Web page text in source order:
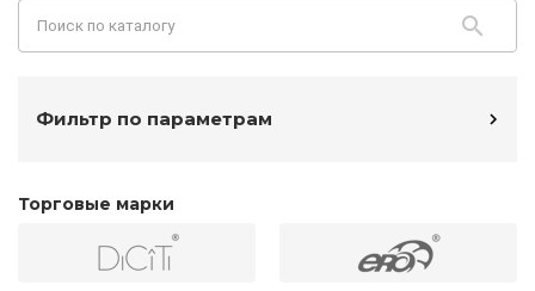
Фильтр по параметрам
Торговые марки